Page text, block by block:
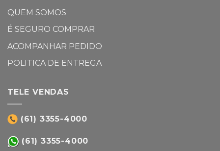
QUEM SOMOS
É SEGURO COMPRAR
ACOMPANHAR PEDIDO
POLITICA DE ENTREGA
TELE VENDAS
(61) 3355-4000
(61) 3355-4000